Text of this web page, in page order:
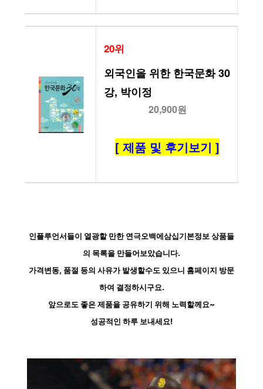
20위
외국인을 위한 한국문화 30
강, 박이정
20,900원
[ 제품 및 후기보기 ]
인플루언서들이 열광할 만한 연극오백에삼십기본정보 상품들
의 목록을 만들어보았습니다.
가격변동, 품절 등의 사유가 발생할수도 있으니 홈페이지 방문
하여 결정하시구요.
앞으로도 좋은 제품을 공유하기 위해 노력할께요~
성공적인 하루 보내세요!